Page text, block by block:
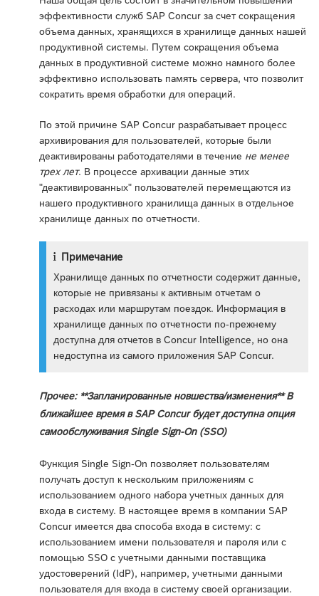
эффективности служб SAP Concur за счет сокращения
объема данных, хранящихся в хранилище данных нашей
продуктивной системы. Путем сокращения объема
данных в продуктивной системе можно намного более
эффективно использовать память сервера, что позволит
сократить время обработки для операций.
По этой причине SAP Concur разрабатывает процесс
архивирования для пользователей, которые были
деактивированы работодателями в течение не менее
трех лет. В процессе архивации данные этих
"деактивированных" пользователей перемещаются из
нашего продуктивного хранилища данных в отдельное
хранилище данных по отчетности.
Примечание
Хранилище данных по отчетности содержит данные,
которые не привязаны к активным отчетам о
расходах или маршрутам поездок. Информация в
хранилище данных по отчетности по-прежнему
доступна для отчетов в Concur Intelligence, но она
недоступна из самого приложения SAP Concur.
Прочее: **Запланированные новшества/изменения** В
ближайшее время в SAP Concur будет доступна опция
самообслуживания Single Sign-On (SSO)
Функция Single Sign-On позволяет пользователям
получать доступ к нескольким приложениям с
использованием одного набора учетных данных для
входа в систему. В настоящее время в компании SAP
Concur имеется два способа входа в систему: с
использованием имени пользователя и пароля или с
помощью SSO с учетными данными поставщика
удостоверений (IdP), например, учетными данными
пользователя для входа в систему своей организации.